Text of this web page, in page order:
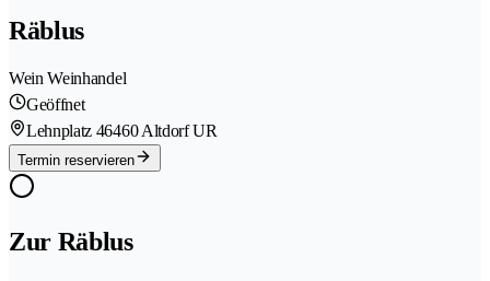
Räblus
Wein Weinhandel
Geöffnet
Lehnplatz 46460 Altdorf UR
Termin reservieren
Zur Räblus